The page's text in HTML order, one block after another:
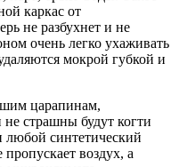
каркас от
не разбухнет и не
очень легко ухаживать
мокрой губкой и
царапинам,
страшны будут когти
синтетический
воздух, а